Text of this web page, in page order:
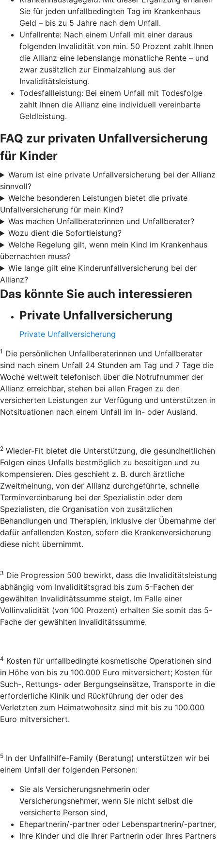
Sie für jeden unfallbedingten Tag im Krankenhaus
Geld – bis zu 5 Jahre nach dem Unfall.
Unfallrente: Nach einem Unfall mit einer daraus
folgenden Invalidität von min. 50 Prozent zahlt Ihnen
die Allianz eine lebenslange monatliche Rente – und
zwar zusätzlich zur Einmalzahlung aus der
Invaliditätsleistung.
Todesfallleistung: Bei einem Unfall mit Todesfolge
zahlt Ihnen die Allianz eine individuell vereinbarte
Geldleistung.
FAQ zur privaten Unfallversicherung
für Kinder
Warum ist eine private Unfallversicherung bei der Allianz
sinnvoll?
Welche besonderen Leistungen bietet die private
Unfallversicherung für mein Kind?
Was machen Unfallberaterinnen und Unfallberater?
Wozu dient die Sofortleistung?
Welche Regelung gilt, wenn mein Kind im Krankenhaus
übernachten muss?
Wie lange gilt eine Kinderunfallversicherung bei der
Allianz?
Das könnte Sie auch interessieren
Private Unfallversicherung
Private Unfallversicherung
1 Die persönlichen Unfallberaterinnen und Unfallberater
sind nach einem Unfall 24 Stunden am Tag und 7 Tage die
Woche weltweit telefonisch über die Notrufnummer der
Allianz erreichbar, stehen bei allen Fragen zu den
versicherten Leistungen zur Verfügung und unterstützen in
Notsituationen nach einem Unfall im In- oder Ausland.
2 Wieder-Fit bietet die Unterstützung, die gesundheitlichen
Folgen eines Unfalls bestmöglich zu beseitigen und zu
kompensieren. Dies geschieht z. B. durch ärztliche
Zweitmeinung, von der Allianz durchgeführte, schnelle
Terminvereinbarung bei der Spezialistin oder dem
Spezialisten, die Organisation von zusätzlichen
Behandlungen und Therapien, inklusive der Übernahme der
dafür anfallenden Kosten, sofern die Krankenversicherung
diese nicht übernimmt.
3 Die Progression 500 bewirkt, dass die Invaliditätsleistung
abhängig vom Invaliditätsgrad bis zum 5-Fachen der
gewählten Invaliditätssumme steigt. Im Falle einer
Vollinvalidität (von 100 Prozent) erhalten Sie somit das 5-
Fache der gewählten Invaliditätssumme.
4 Kosten für unfallbedingte kosmetische Operationen sind
in Höhe von bis zu 100.000 Euro mitversichert; Kosten für
Such-, Rettungs- oder Bergungseinsätze, Transporte in die
erforderliche Klinik und Rückführung der oder des
Verletzten zum Heimatwohnsitz sind mit bis zu 100.000
Euro mitversichert.
5 In der Unfallhilfe-Family (Beratung) unterstützen wir bei
einem Unfall der folgenden Personen:
Sie als Versicherungsnehmerin oder
Versicherungsnehmer, wenn Sie nicht selbst die
versicherte Person sind,
Ehepartnerin/-partner oder Lebenspartnerin/-partner,
Ihre Kinder und die Ihrer Partnerin oder Ihres Partners